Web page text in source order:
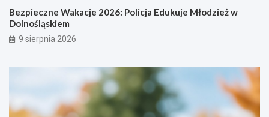
Bezpieczne Wakacje 2026: Policja Edukuje Młodzież w
Dolnośląskiem
9 sierpnia 2026